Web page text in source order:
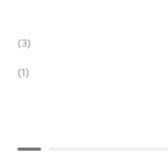
(3)
(1)